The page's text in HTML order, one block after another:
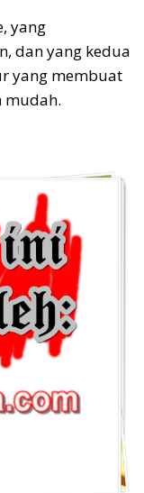
yang
dan yang kedua
yang membuat
mudah.